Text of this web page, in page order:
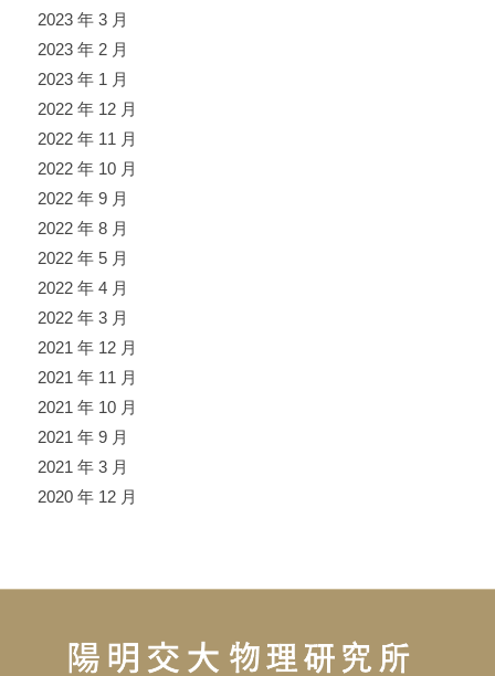
2023 年 3 月
2023 年 2 月
2023 年 1 月
2022 年 12 月
2022 年 11 月
2022 年 10 月
2022 年 9 月
2022 年 8 月
2022 年 5 月
2022 年 4 月
2022 年 3 月
2021 年 12 月
2021 年 11 月
2021 年 10 月
2021 年 9 月
2021 年 3 月
2020 年 12 月